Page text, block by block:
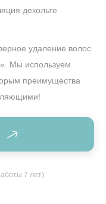
декольте
удаление волос
Мы используем
преимущества
7 лет).